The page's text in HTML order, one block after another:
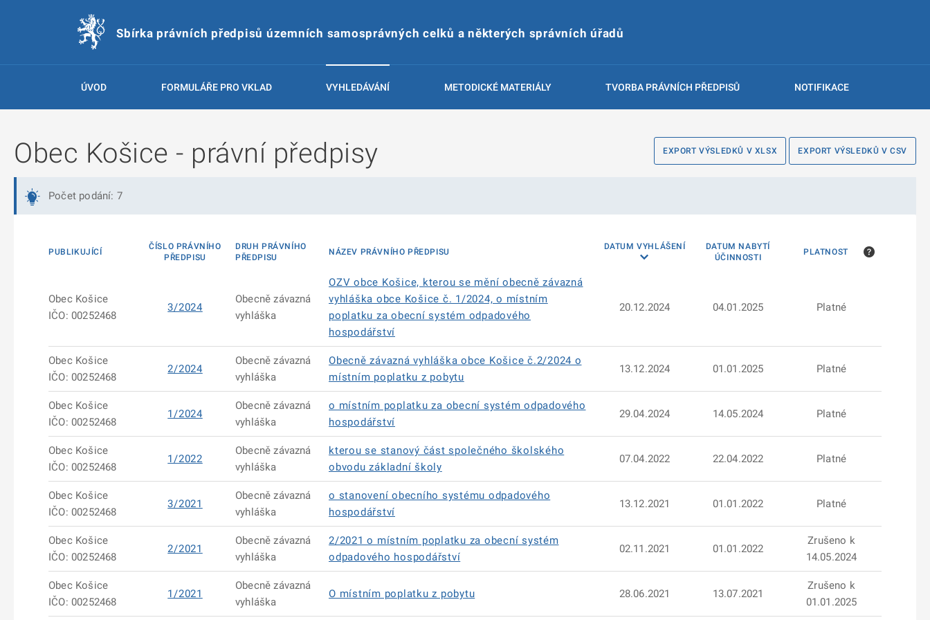
Sbírka právních předpisů územních samosprávných celků a některých správních úřadů
ÚVOD FORMULÁŘE PRO VKLAD VYHLEDÁVÁNÍ METODICKÉ MATERIÁLY TVORBA PRÁVNÍCH PŘEDPISŮ NOTIFIKACE
EXPORT VÝSLEDKŮ V XLSX EXPORT VÝSLEDKŮ V CSV
Obec Košice - právní předpisy
Počet podání: 7
PUBLIKUJÍCÍ
ČÍSLO PRÁVNÍHO
PŘEDPISU
DRUH PRÁVNÍHO
PŘEDPISU
NÁZEV PRÁVNÍHO PŘEDPISU
DATUM VYHLÁŠENÍ
DATUM NABYTÍ
ÚČINNOSTI
PLATNOST
Obec Košice
IČO: 00252468
3/2024
Obecně závazná
vyhláška
OZV obce Košice, kterou se mění obecně závazná
vyhláška obce Košice č. 1/2024, o místním
poplatku za obecní systém odpadového
hospodářství
20.12.2024 04.01.2025 Platné
Obec Košice
IČO: 00252468
2/2024
Obecně závazná
vyhláška
Obecně závazná vyhláška obce Košice č.2/2024 o
místním poplatku z pobytu
13.12.2024 01.01.2025 Platné
Obec Košice
IČO: 00252468
1/2024
Obecně závazná
vyhláška
o místním poplatku za obecní systém odpadového
hospodářství
29.04.2024 14.05.2024 Platné
Obec Košice
IČO: 00252468
1/2022
Obecně závazná
vyhláška
kterou se stanový část společného školského
obvodu základní školy
07.04.2022 22.04.2022 Platné
Obec Košice
IČO: 00252468
3/2021
Obecně závazná
vyhláška
o stanovení obecního systému odpadového
hospodářství
13.12.2021 01.01.2022 Platné
Obec Košice
IČO: 00252468
2/2021
Obecně závazná
vyhláška
2/2021 o místním poplatku za obecní systém
odpadového hospodářství
02.11.2021 01.01.2022
Zrušeno k
14.05.2024
Obec Košice
IČO: 00252468
1/2021
Obecně závazná
vyhláška
O místním poplatku z pobytu 28.06.2021 13.07.2021
Zrušeno k
01.01.2025